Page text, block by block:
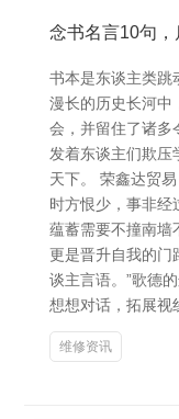
念书名言10句
书本是东谈主类跳
漫长的历史长河中
会，并留住了诸多
发着东谈主们欺压
天下。 荣鑫达贸
时方恨少，事非经
蕴蓄需要不撞南墙
更是晋升自我的门
谈主言语。”歌德
想想对话，拓展视
维修资讯